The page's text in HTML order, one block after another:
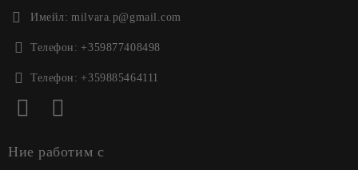
Имейл: milvara.p@gmail.com
Телефон: +359877408498
Телефон: +359885464111
Ние работим с